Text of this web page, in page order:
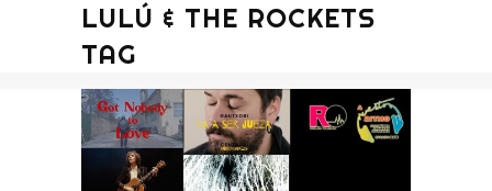
LULÚ & THE ROCKETS
TAG